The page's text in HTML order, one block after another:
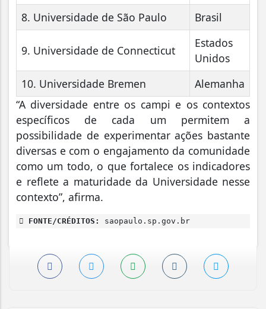
8. Universidade de São Paulo
Brasil
9. Universidade de Connecticut
Estados
Unidos
10. Universidade Bremen
Alemanha
“A diversidade entre os campi e os contextos
específicos de cada um permitem a
possibilidade de experimentar ações bastante
diversas e com o engajamento da comunidade
como um todo, o que fortalece os indicadores
e reflete a maturidade da Universidade nesse
contexto”, afirma.
FONTE/CRÉDITOS: saopaulo.sp.gov.br